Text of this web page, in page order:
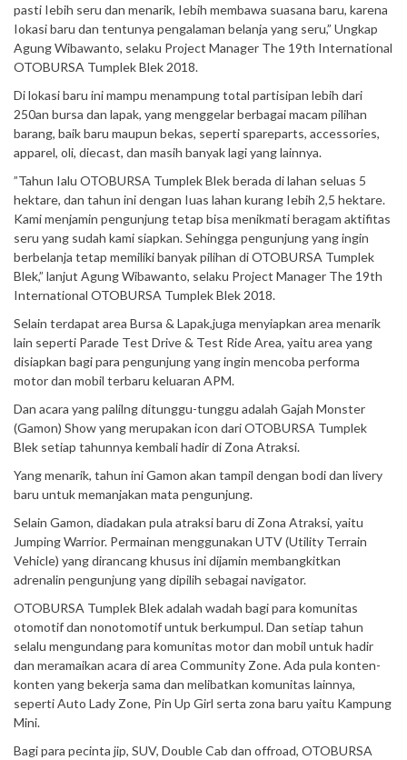
pasti Iebih seru dan menarik, Iebih membawa suasana baru, karena
Iokasi baru dan tentunya pengalaman belanja yang seru,” Ungkap
Agung Wibawanto, selaku Project Manager The 19th International
OTOBURSA Tumplek Blek 2018.
Di lokasi baru ini mampu menampung total partisipan lebih dari
250an bursa dan lapak, yang menggelar berbagai macam pilihan
barang, baik baru maupun bekas, seperti spareparts, accessories,
apparel, oli, diecast, dan masih banyak lagi yang lainnya.
”Tahun Ialu OTOBURSA Tumplek Blek berada di lahan seluas 5
hektare, dan tahun ini dengan Iuas lahan kurang Iebih 2,5 hektare.
Kami menjamin pengunjung tetap bisa menikmati beragam aktifitas
seru yang sudah kami siapkan. Sehingga pengunjung yang ingin
berbelanja tetap memiliki banyak pilihan di OTOBURSA Tumplek
Blek,” lanjut Agung Wibawanto, selaku Project Manager The 19th
International OTOBURSA Tumplek Blek 2018.
Selain terdapat area Bursa & Lapak,juga menyiapkan area menarik
lain seperti Parade Test Drive & Test Ride Area, yaitu area yang
disiapkan bagi para pengunjung yang ingin mencoba performa
motor dan mobil terbaru keluaran APM.
Dan acara yang palilng ditunggu-tunggu adalah Gajah Monster
(Gamon) Show yang merupakan icon dari OTOBURSA Tumplek
Blek setiap tahunnya kembali hadir di Zona Atraksi.
Yang menarik, tahun ini Gamon akan tampil dengan bodi dan livery
baru untuk memanjakan mata pengunjung.
Selain Gamon, diadakan pula atraksi baru di Zona Atraksi, yaitu
Jumping Warrior. Permainan menggunakan UTV (Utility Terrain
Vehicle) yang dirancang khusus ini dijamin membangkitkan
adrenalin pengunjung yang dipilih sebagai navigator.
OTOBURSA Tumplek Blek adalah wadah bagi para komunitas
otomotif dan nonotomotif untuk berkumpul. Dan setiap tahun
selalu mengundang para komunitas motor dan mobil untuk hadir
dan meramaikan acara di area Community Zone. Ada pula konten-
konten yang bekerja sama dan melibatkan komunitas lainnya,
seperti Auto Lady Zone, Pin Up Girl serta zona baru yaitu Kampung
Mini.
Bagi para pecinta jip, SUV, Double Cab dan offroad, OTOBURSA